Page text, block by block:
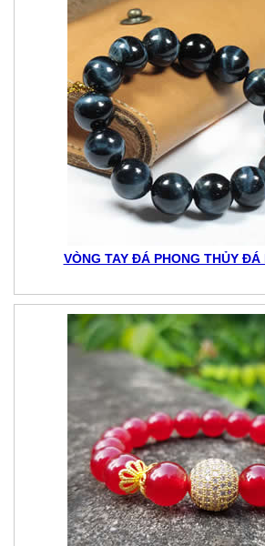
VÒNG TAY ĐÁ PHONG THỦY